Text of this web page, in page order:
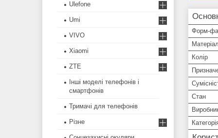
Форм-
Колір
Стан
Ulefone
Umi
VIVO
Xiaomi
ZTE
Інші моделі телефонів і
смартфонів
Тримачі для телефонів
Різне